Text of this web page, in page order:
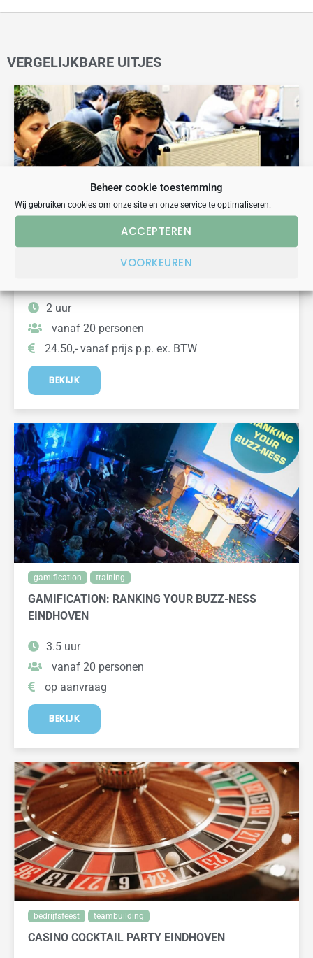
Beheer cookie toestemming
Wij gebruiken cookies om onze site en onze service te optimaliseren.
ACCEPTEREN
VOORKEUREN
VERGELIJKBARE UITJES
DIGITAL ESCAPE ROOM EINDHOVEN
2 uur
vanaf 20 personen
24.50,- vanaf prijs p.p. ex. BTW
BEKIJK
gamification training
GAMIFICATION: RANKING YOUR BUZZ-NESS
EINDHOVEN
3.5 uur
vanaf 20 personen
op aanvraag
BEKIJK
bedrijfsfeest teambuilding
CASINO COCKTAIL PARTY EINDHOVEN